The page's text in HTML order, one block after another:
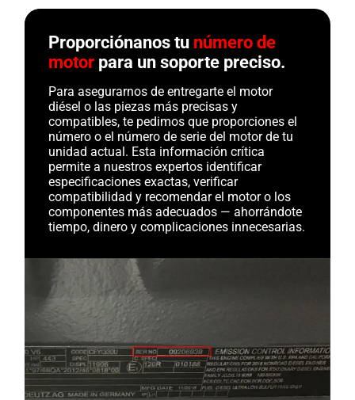
Proporciónanos tu número de
motor para un soporte preciso.
Para asegurarnos de entregarte el motor
diésel o las piezas más precisas y
compatibles, te pedimos que proporciones el
número o el número de serie del motor de tu
unidad actual. Esta información crítica
permite a nuestros expertos identificar
especificaciones exactas, verificar
compatibilidad y recomendar el motor o los
componentes más adecuados — ahorrándote
tiempo, dinero y complicaciones innecesarias.